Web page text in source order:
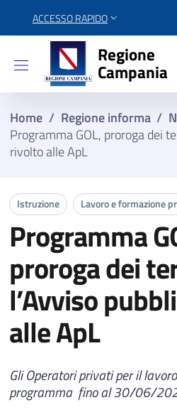
ACCESSO RAPIDO
Regione
Campania
Home / Regione informa /
Programma GOL, proroga dei
rivolto alle ApL
Istruzione Lavoro e formazione
Programma
proroga dei
l’Avviso
alle ApL
Gli Operatori privati per il
programma fino al 30/06/